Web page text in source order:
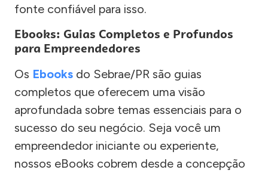
fonte confiável para isso.
Ebooks: Guias Completos e Profundos
para Empreendedores
Os Ebooks do Sebrae/PR são guias
completos que oferecem uma visão
aprofundada sobre temas essenciais para o
sucesso do seu negócio. Seja você um
empreendedor iniciante ou experiente,
nossos eBooks cobrem desde a concepção